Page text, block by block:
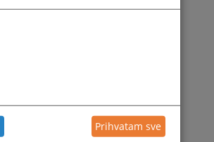
Prihvatam sve